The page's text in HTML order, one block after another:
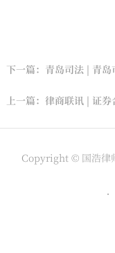
下一篇：青岛司法 | 青
Copyright © 国浩律